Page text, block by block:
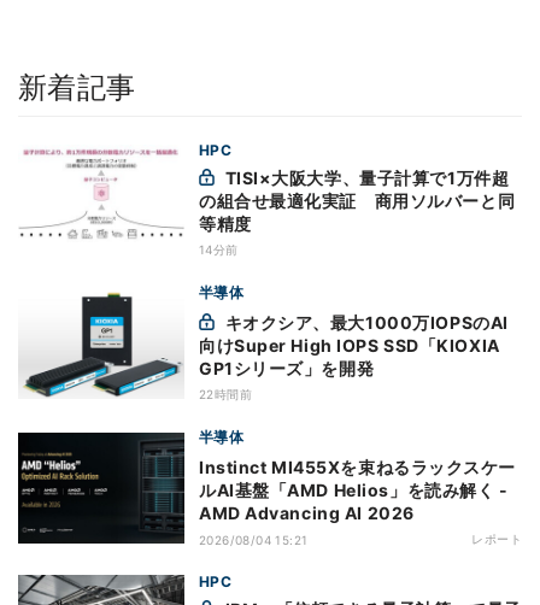
新着記事
HPC
の組合せ最適化実証 商用ソルバーと同
等精度
14分前
半導体
向けSuper High IOPS SSD「KIOXIA
GP1シリーズ」を開発
22時間前
半導体
Instinct MI455Xを束ねるラックスケー
ルAI基盤「AMD Helios」を読み解く -
AMD Advancing AI 2026
2026/08/04 15:21 レポート
HPC